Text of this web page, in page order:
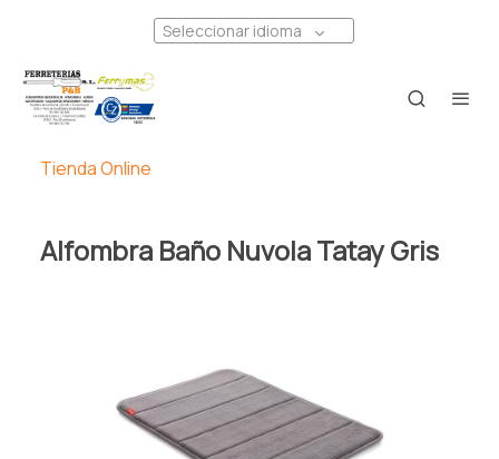
Seleccionar idioma
Tienda Online
Alfombra Baño Nuvola Tatay Gris